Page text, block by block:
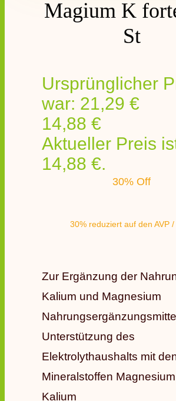
Magium K
St
Ursprünglicher
war: 21,29 €
14,88 €
Aktueller Preis
14,88 €.
30% Off
30% reduziert auf den AVP /
Zur Ergänzung der
Kalium und Magnesium
Unterstützung des
Elektrolythaushalts mit
Mineralstoffen
Kalium